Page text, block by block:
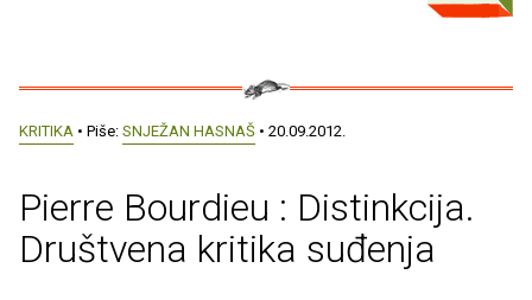
KRITIKA • Piše: SNJEŽAN HASNAŠ • 20.09.2012.
Pierre Bourdieu : Distinkcija.
Društvena kritika suđenja